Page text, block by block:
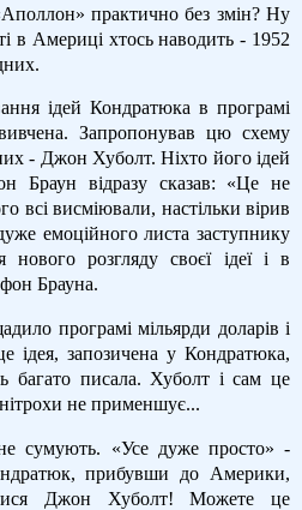
практично без змін? Ну
в Америці хтось наводить - 1952
ідей Кондратюка в програмі
Запропонував цю схему
- Джон Хуболт. Ніхто його ідей
Браун відразу сказав: «Це не
всі висміювали, настільки вірив
емоційного листа заступнику
розгляду своєї ідеї і в
Брауна.
програмі мільярди доларів і
запозичена у Кондратюка,
багато писала. Хуболт і сам це
не применшує...
сумують. «Усе дуже просто» -
прибувши до Америки,
Джон Хуболт! Можете це